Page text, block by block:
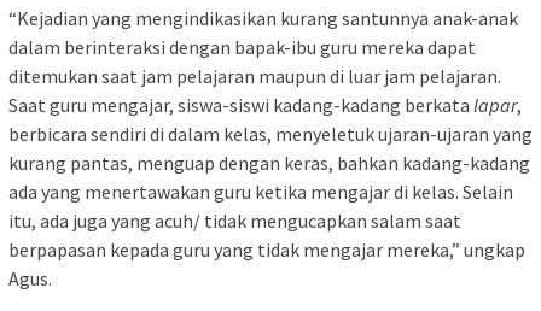
“Kejadian yang mengindikasikan kurang santunnya anak-anak
dalam berinteraksi dengan bapak-ibu guru mereka dapat
ditemukan saat jam pelajaran maupun di luar jam pelajaran.
Saat guru mengajar, siswa-siswi kadang-kadang berkata lapar,
berbicara sendiri di dalam kelas, menyeletuk ujaran-ujaran yang
kurang pantas, menguap dengan keras, bahkan kadang-kadang
ada yang menertawakan guru ketika mengajar di kelas. Selain
itu, ada juga yang acuh/ tidak mengucapkan salam saat
berpapasan kepada guru yang tidak mengajar mereka,” ungkap
Agus.